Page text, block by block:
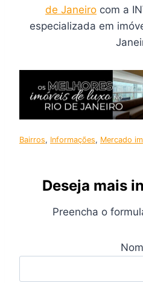
de Janeiro com a
especializada em
Bairros, Informações, Mercado
Deseja mais
Preencha o